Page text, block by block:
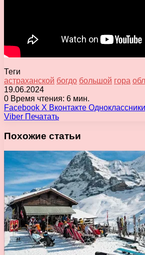
Теги
астраханской богдо большой гора
19.06.2024
0 Время чтения: 6 мин.
Facebook X Вконтакте Одноклассники
Viber Печатать
Похожие статьи